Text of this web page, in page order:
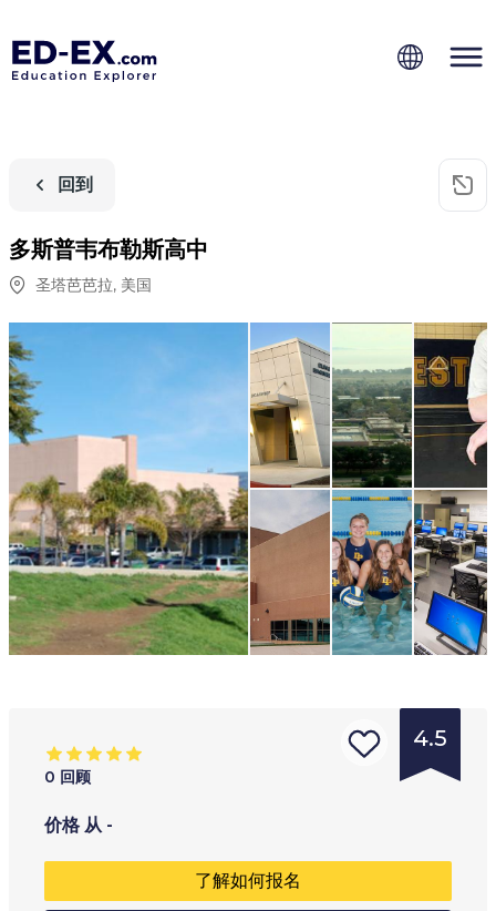
回到
多斯普韦布勒斯高中
圣塔芭芭拉, 美国
4.5
0 回顾
价格 从 -
了解如何报名
15+
男女同校私立学校
全职